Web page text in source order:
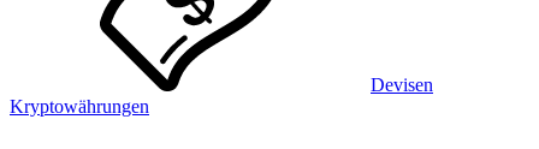
Devisen
Kryptowährungen